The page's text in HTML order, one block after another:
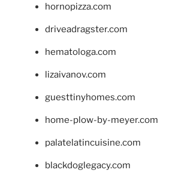
hornopizza.com
driveadragster.com
hematologa.com
lizaivanov.com
guesttinyhomes.com
home-plow-by-meyer.com
palatelatincuisine.com
blackdoglegacy.com